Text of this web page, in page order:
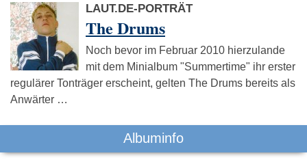
LAUT.DE-PORTRÄT
The Drums
Noch bevor im Februar 2010 hierzulande
mit dem Minialbum "Summertime" ihr erster
regulärer Tonträger erscheint, gelten The Drums bereits als
Anwärter …
Albuminfo